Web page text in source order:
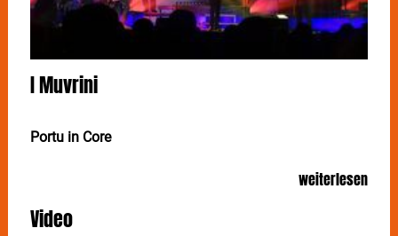
I Muvrini
Portu in Core
Nach der erfolgreichen Tour im April letzten Jahres,
Deutschland. Mit der neuen CD „Portu in Core“
präsentieren sie wieder ein gelungenes Werk. Die
weiterlesen
Video